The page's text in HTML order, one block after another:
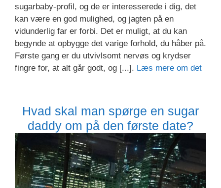
sugarbaby-profil, og de er interesserede i dig, det
kan være en god mulighed, og jagten på en
vidunderlig far er forbi. Det er muligt, at du kan
begynde at opbygge det varige forhold, du håber på.
Første gang er du utvivlsomt nervøs og krydser
fingre for, at alt går godt, og [...]. Læs mere om det
Hvad skal man spørge en sugar
daddy om på den første date?